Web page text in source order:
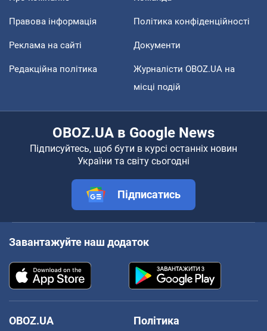
Правова інформація Політика конфіденційності
Реклама на сайті Документи
Редакційна політика
Журналісти OBOZ.UA на
місці подій
OBOZ.UA в Google News
Підписуйтесь, щоб бути в курсі останніх новин
України та світу сьогодні
Підписатись
Завантажуйте наш додаток
OBOZ.UA
Політика